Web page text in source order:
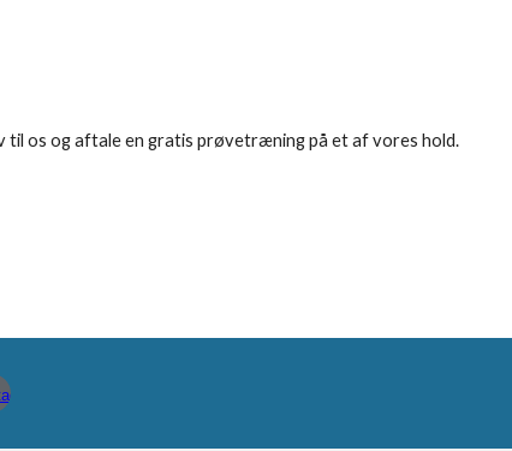
til os og aftale en gratis prøvetræning på et af vores hold.